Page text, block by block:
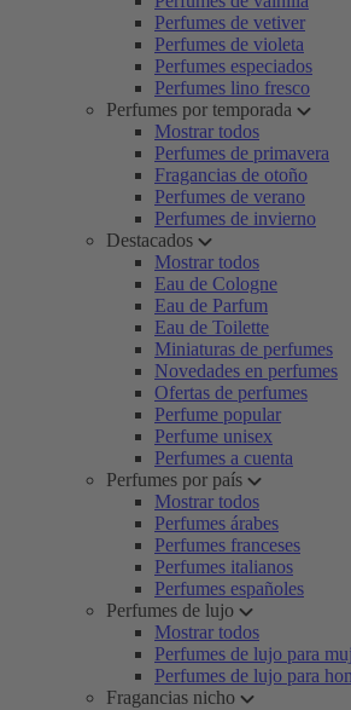
Perfumes de vetiver
Perfumes de violeta
Perfumes especiados
Perfumes lino fresco
Perfumes por temporada
Mostrar todos
Perfumes de primavera
Fragancias de otoño
Perfumes de verano
Perfumes de invierno
Destacados
Mostrar todos
Eau de Cologne
Eau de Parfum
Eau de Toilette
Miniaturas de perfumes
Novedades en perfumes
Ofertas de perfumes
Perfume popular
Perfume unisex
Perfumes a cuenta
Perfumes por país
Mostrar todos
Perfumes árabes
Perfumes franceses
Perfumes italianos
Perfumes españoles
Perfumes de lujo
Mostrar todos
Perfumes de lujo para
Perfumes de lujo para
Fragancias nicho